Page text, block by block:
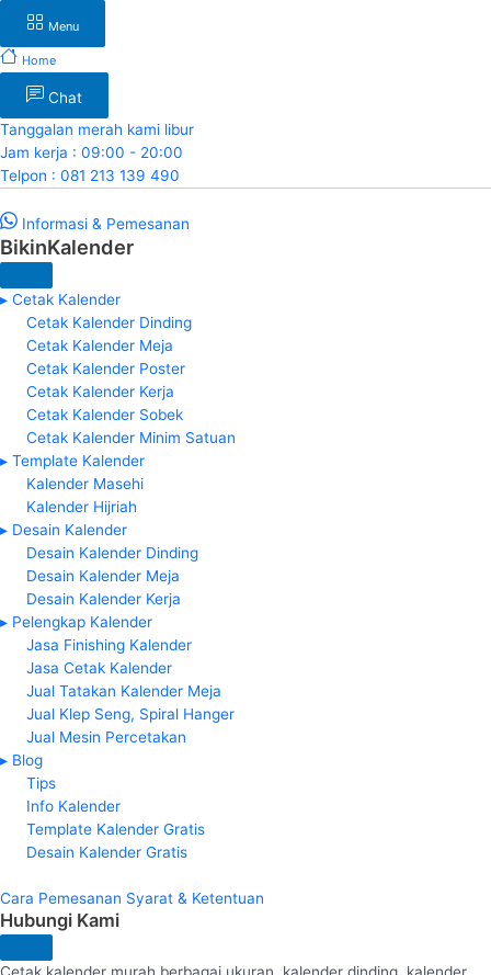
Menu
Home
Chat
Tanggalan merah kami libur
Jam kerja : 09:00 - 20:00
Telpon : 081 213 139 490
Informasi & Pemesanan
BikinKalender
▸ Cetak Kalender
Cetak Kalender Dinding
Cetak Kalender Meja
Cetak Kalender Poster
Cetak Kalender Kerja
Cetak Kalender Sobek
Cetak Kalender Minim Satuan
▸ Template Kalender
Kalender Masehi
Kalender Hijriah
▸ Desain Kalender
Desain Kalender Dinding
Desain Kalender Meja
Desain Kalender Kerja
▸ Pelengkap Kalender
Jasa Finishing Kalender
Jasa Cetak Kalender
Jual Tatakan Kalender Meja
Jual Klep Seng, Spiral Hanger
Jual Mesin Percetakan
▸ Blog
Tips
Info Kalender
Template Kalender Gratis
Desain Kalender Gratis
Cara Pemesanan Syarat & Ketentuan
Hubungi Kami
Cetak kalender murah berbagai ukuran, kalender dinding, kalender